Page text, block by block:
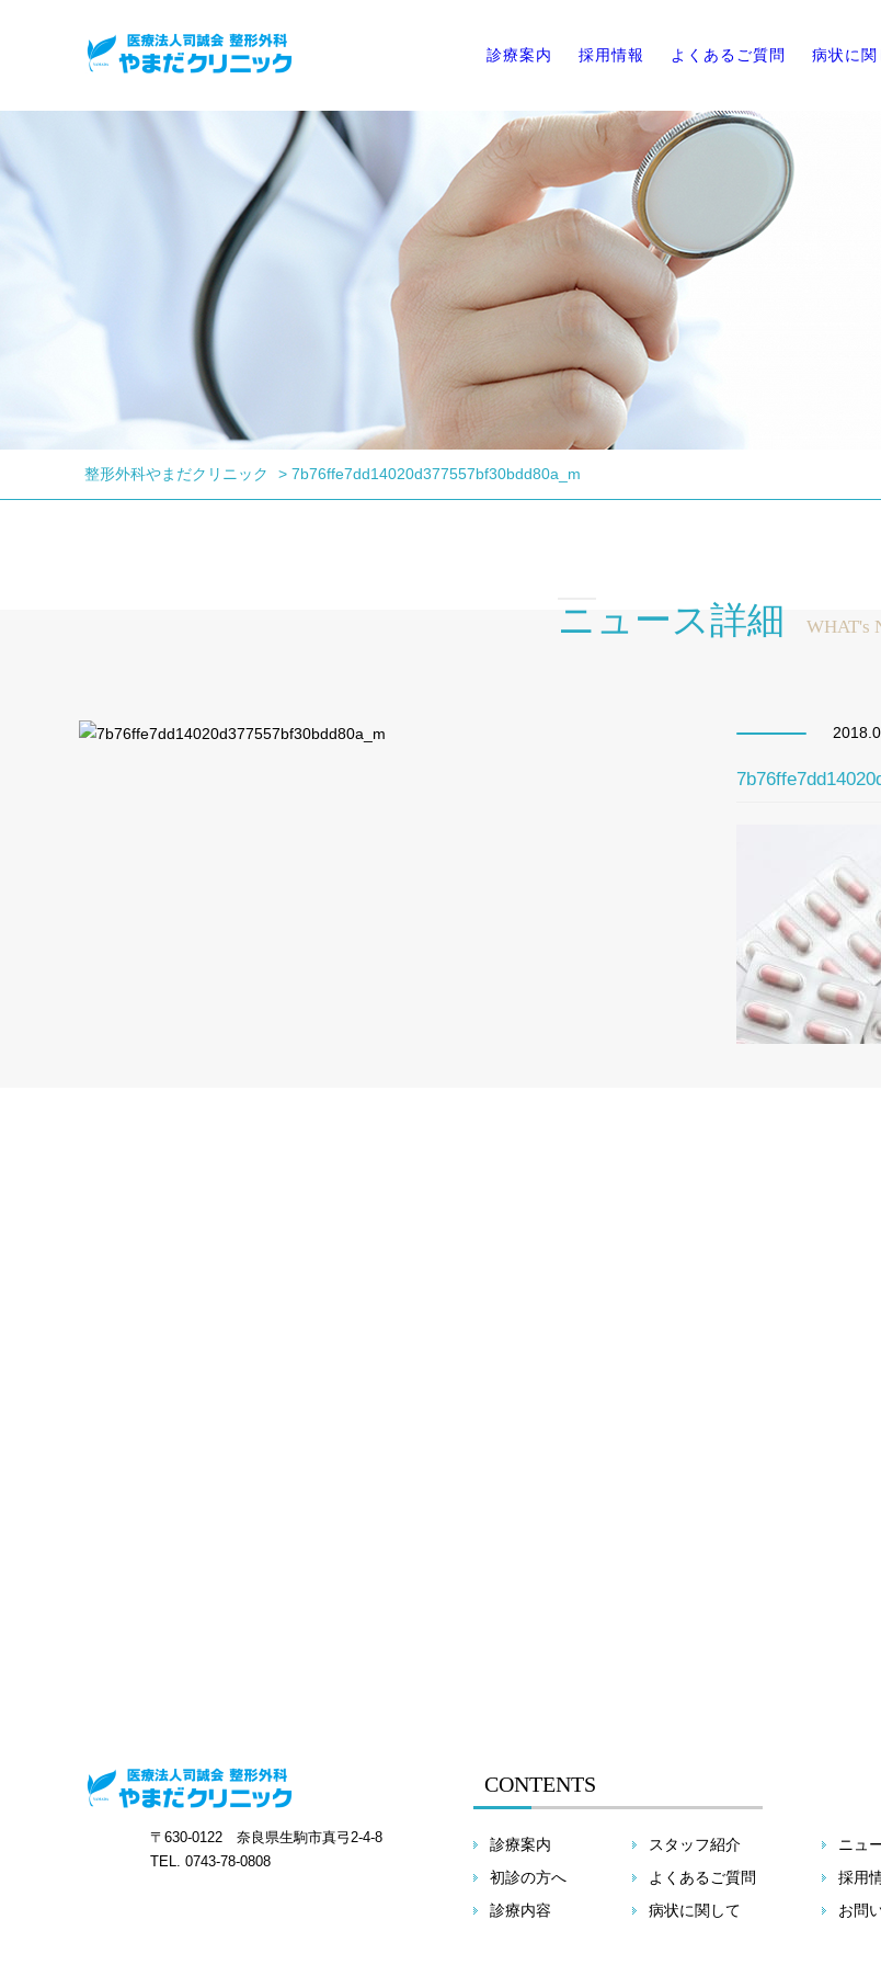
診療案内 採用情報 よくあるご質問 病状に関
整形外科やまだクリニック > 7b76ffe7dd14020d377557bf30bdd80a_m
ニュース詳細 WHAT's
〒630-0122 奈良県生駒市真弓2-4-8
TEL. 0743-78-0808
CONTENTS
診療案内
初診の方へ
診療内容
スタッフ紹介
よくあるご質問
病状に関して
ニュ
採用
お問